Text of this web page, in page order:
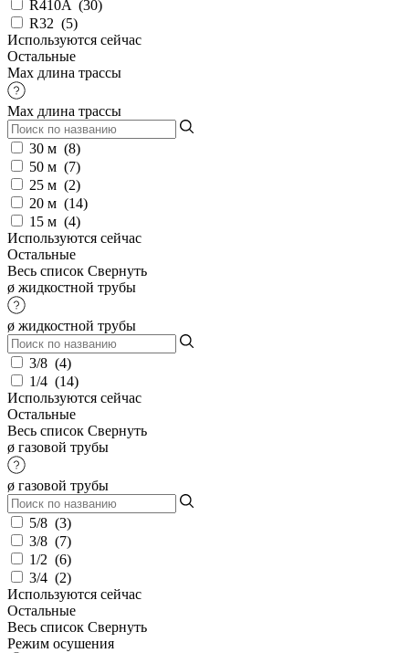
R410A (30)
R32 (5)
Используются сейчас
Остальные
Max длина трассы
Max длина трассы
30 м (8)
50 м (7)
25 м (2)
20 м (14)
15 м (4)
Используются сейчас
Остальные
Весь список Свернуть
ø жидкостной трубы
ø жидкостной трубы
3/8 (4)
1/4 (14)
Используются сейчас
Остальные
Весь список Свернуть
ø газовой трубы
ø газовой трубы
5/8 (3)
3/8 (7)
1/2 (6)
3/4 (2)
Используются сейчас
Остальные
Весь список Свернуть
Режим осушения